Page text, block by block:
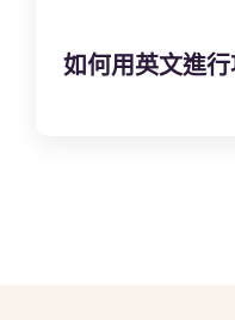
如何用英文進